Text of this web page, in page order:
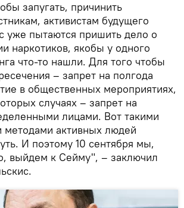
запугать, причинить
активистам будущего
уже пытаются пришить дело о
наркотиков, якобы у одного
что-то нашли. Для того чтобы
– запрет на полгода
в общественных мероприятиях,
случаях – запрет на
лицами. Вот такими
методами активных людей
И поэтому 10 сентября мы,
выйдем к Сейму", – заключил